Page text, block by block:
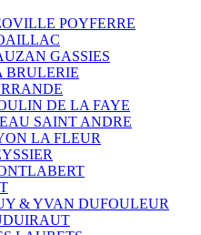
POYFERRE
GASSIES
BRULERIE
DE LA FAYE
SAINT ANDRE
LA FLEUR
& YVAN DUFOULEUR